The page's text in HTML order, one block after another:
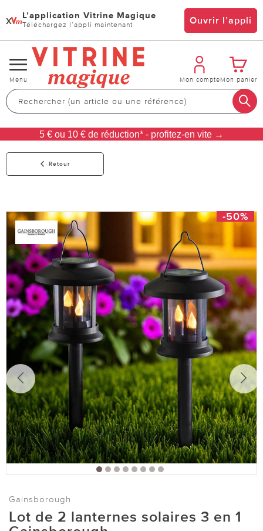
x L’application Vitrine Magique
Téléchargez l’appli maintenant Ouvrir l’appli
Changer
de
navigation
Menu Mon compteMon panier
5 € ou 10 € de réduction* - profitez-en vite →
Retour
-50%
Gainsborough
Lot de 2 lanternes solaires 3 en 1